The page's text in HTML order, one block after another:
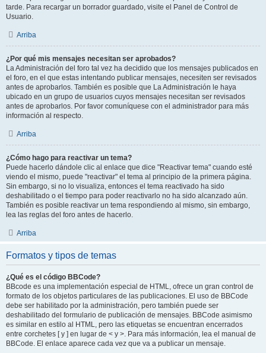
tarde. Para recargar un borrador guardado, visite el Panel de Control de
Usuario.
Arriba
¿Por qué mis mensajes necesitan ser aprobados?
La Administración del foro tal vez ha decidido que los mensajes publicados en
el foro, en el que estas intentando publicar mensajes, necesiten ser revisados
antes de aprobarlos. También es posible que La Administración le haya
ubicado en un grupo de usuarios cuyos mensajes necesitan ser revisados
antes de aprobarlos. Por favor comuníquese con el administrador para más
información al respecto.
Arriba
¿Cómo hago para reactivar un tema?
Puede hacerlo dándole clic al enlace que dice "Reactivar tema" cuando esté
viendo el mismo, puede "reactivar" el tema al principio de la primera página.
Sin embargo, si no lo visualiza, entonces el tema reactivado ha sido
deshabilitado o el tiempo para poder reactivarlo no ha sido alcanzado aún.
También es posible reactivar un tema respondiendo al mismo, sin embargo,
lea las reglas del foro antes de hacerlo.
Arriba
Formatos y tipos de temas
¿Qué es el código BBCode?
BBcode es una implementación especial de HTML, ofrece un gran control de
formato de los objetos particulares de las publicaciones. El uso de BBCode
debe ser habilitado por la administración, pero también puede ser
deshabilitado del formulario de publicación de mensajes. BBCode asimismo
es similar en estilo al HTML, pero las etiquetas se encuentran encerrados
entre corchetes [ y ] en lugar de < y >. Para más información, lea el manual de
BBCode. El enlace aparece cada vez que va a publicar un mensaje.